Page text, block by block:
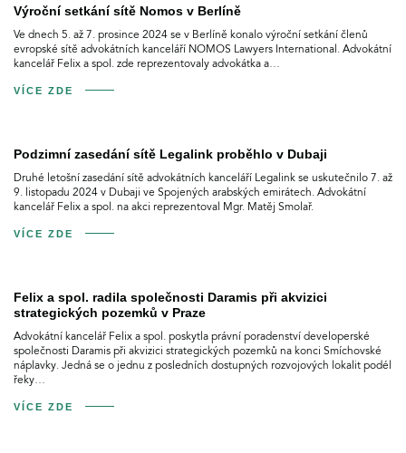
Výroční setkání sítě Nomos v Berlíně
Ve dnech 5. až 7. prosince 2024 se v Berlíně konalo výroční setkání členů
evropské sítě advokátních kanceláří NOMOS Lawyers International. Advokátní
kancelář Felix a spol. zde reprezentovaly advokátka a…
VÍCE ZDE
Podzimní zasedání sítě Legalink proběhlo v Dubaji
Druhé letošní zasedání sítě advokátních kanceláří Legalink se uskutečnilo 7. až
9. listopadu 2024 v Dubaji ve Spojených arabských emirátech. Advokátní
kancelář Felix a spol. na akci reprezentoval Mgr. Matěj Smolař.
VÍCE ZDE
Felix a spol. radila společnosti Daramis při akvizici
strategických pozemků v Praze
Advokátní kancelář Felix a spol. poskytla právní poradenství developerské
společnosti Daramis při akvizici strategických pozemků na konci Smíchovské
náplavky. Jedná se o jednu z posledních dostupných rozvojových lokalit podél
řeky…
VÍCE ZDE